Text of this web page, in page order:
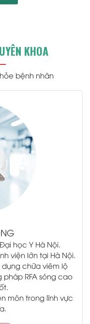
KHOA
bệnh nhân
học Y Hà Nội.
viện lớn tại Hà Nội.
dụng chữa viêm lộ
RFA sóng cao
môn trong lĩnh vực